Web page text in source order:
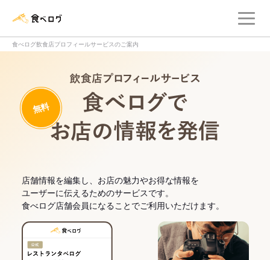
食べログ飲食店プロフィールサービスのご案内
無料
店舗情報を編集し、お店の魅力やお得な情報を
ユーザーに伝えるためのサービスです。
食べログ店舗会員になることでご利用いただけます。